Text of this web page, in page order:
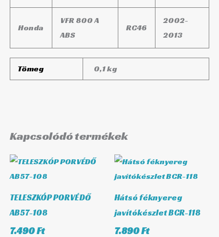
Honda
VFR 800 A
ABS
RC46
2002-
2013
Tömeg 0,1 kg
Kapcsolódó termékek
TELESZKÓP PORVÉDŐ
AB57-108
7.490Ft
Hátsó féknyereg
javítókészlet BCR-118
7.890Ft